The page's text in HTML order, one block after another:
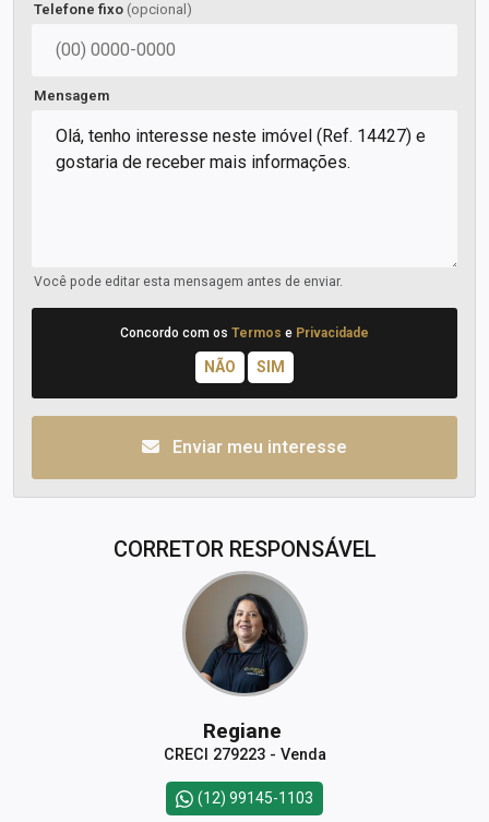
Telefone fixo (opcional)
Mensagem
Você pode editar esta mensagem antes de enviar.
Concordo com os Termos e Privacidade
Enviar meu interesse
CORRETOR RESPONSÁVEL
Regiane
CRECI 279223 - Venda
(12) 99145-1103